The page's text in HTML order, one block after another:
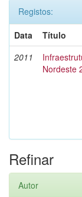
Registos:
Data
Título
2011
Nordeste
Refinar
Autor